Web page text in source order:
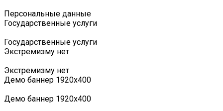
Персональные данные
Государственные услуги
Государственные услуги
Экстремизму нет
Экстремизму нет
Демо баннер 1920х400
Демо баннер 1920х400